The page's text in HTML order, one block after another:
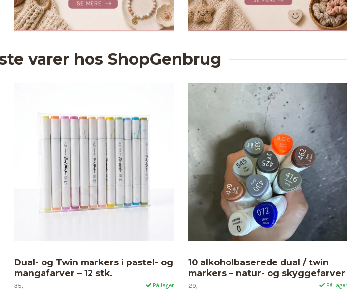
Dual- og Twin markers i pastel- og
mangafarver – 12 stk.
35,- På lager
10 alkoholbaserede dual / twin
markers – natur- og skyggefarver
29,- På lager